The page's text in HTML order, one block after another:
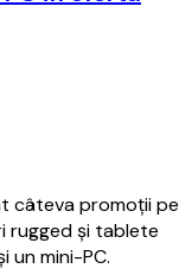
câteva promoții pe
rugged și tablete
un mini-PC.